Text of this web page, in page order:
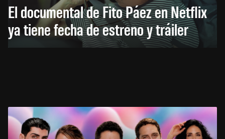
El documental de Fito Páez en Netflix
ya tiene fecha de estreno y tráiler